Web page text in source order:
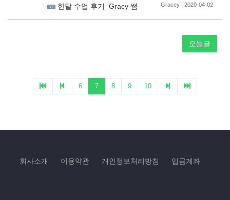
회사소개 이용약관 개인정보처리방침 입금계좌